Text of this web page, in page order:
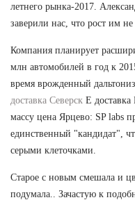
летнего рынка-2017.
заверили нас, что рост им не
Компания планирует
млн автомобилей в год к
время врожденный
доставка Северск Е доставка
массу цена Ярцево: SP labs
единственный "кандидат",
серыми клеточками.
Старое с новым смешала и
подумала.. Зачастую к